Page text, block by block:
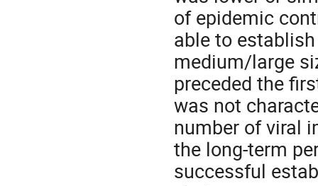
of epidemic
able to
medium/large
preceded the
was not
number of viral
the long-term
successful